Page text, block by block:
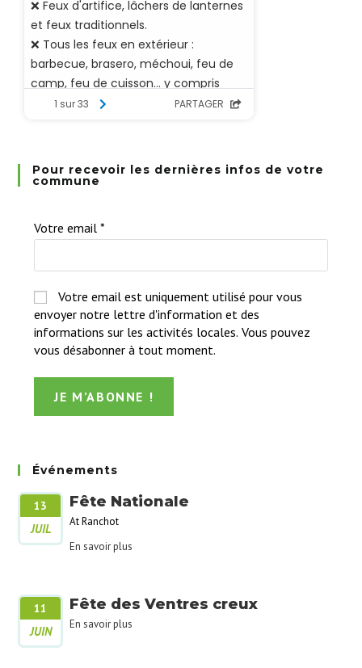
Pour recevoir les dernières infos de votre
commune
Votre email*
Votre email est uniquement utilisé pour vous
envoyer notre lettre d'information et des
informations sur les activités locales. Vous pouvez
vous désabonner à tout moment.
Événements
13
JUIL
Fête Nationale
At Ranchot
En savoir plus
11
JUIN
Fête des Ventres creux
En savoir plus